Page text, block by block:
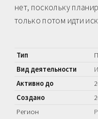
нет, поскольку
только потом идти
Тип
Вид деятельности
Активно до
Создано
Регион